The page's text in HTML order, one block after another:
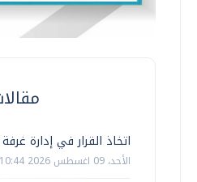
اتخاذ القرار في إدارة غرفة
الأحد، 09 اغسطس 2026 10:44 ص